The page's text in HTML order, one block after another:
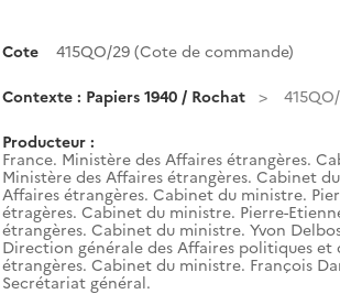
Cote 415QO/29 (Cote de commande)
Contexte : Papiers 1940 / Rochat
Producteur :
France. Ministère des Affaires étrangères.
Ministère des Affaires étrangères. Cabinet
Affaires étrangères. Cabinet du ministre.
étragères. Cabinet du ministre. Pierre-
étrangères. Cabinet du ministre. Yvon
Direction générale des Affaires politiques et
étrangères. Cabinet du ministre. François
Secrétariat général.